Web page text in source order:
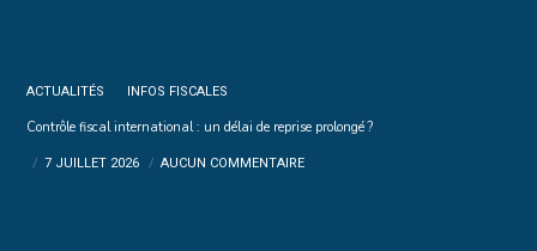
ACTUALITÉS INFOS FISCALES
Contrôle fiscal international : un délai de reprise prolongé ?
7 JUILLET 2026 AUCUN COMMENTAIRE